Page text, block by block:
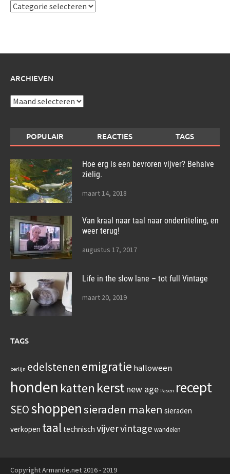
Ik
ARCHIEVEN
Archieven
POPULAIR REACTIES TAGS
Hoe erg is een bevroren vijver? Behalve
zielig.
maart 14, 2018
Van kraal naar taal naar ondertiteling, en
weer terug!
augustus 17, 2017
Life in the slow lane – tot full Vintage
maart 20, 2019
TAGS
berlijn edelstenen emigratie halloween
honden katten kerstnew age Pasen recept
SEOshoppensieraden maken sieraden
verkopen taal technisch vijvervintage wandelen
Copyright Armande.net 2016 - 2019